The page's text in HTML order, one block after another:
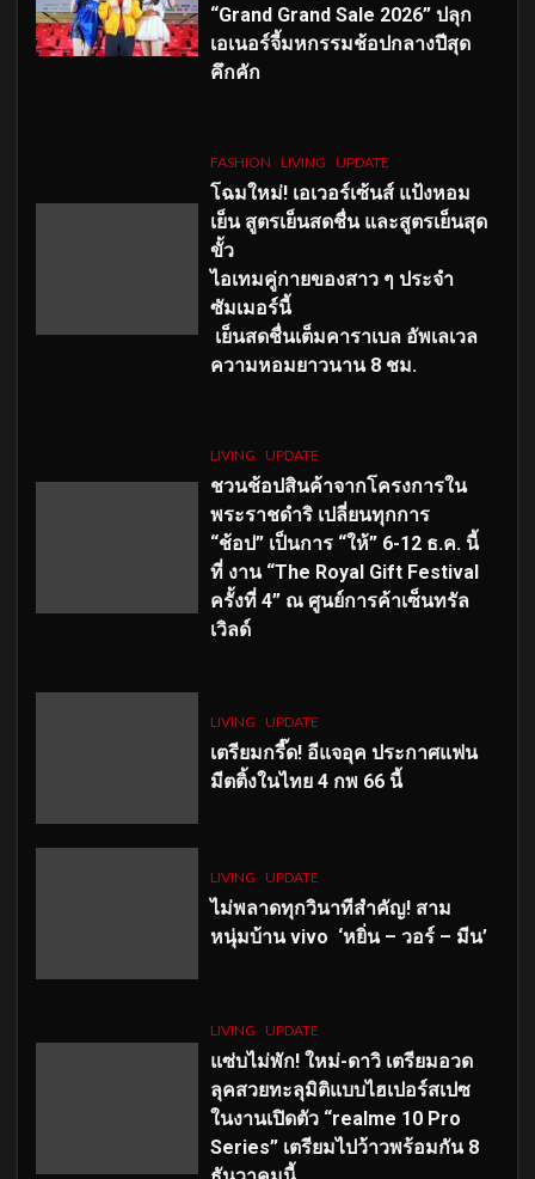
“Grand Grand Sale 2026” ปลุก
เอเนอร์จี้มหกรรมช้อปกลางปีสุด
คึกคัก
FASHION LIVING UPDATE
โฉมใหม่! เอเวอร์เซ้นส์ แป้งหอม
เย็น สูตรเย็นสดชื่น และสูตรเย็นสุด
ขั้ว
ไอเทมคู่กายของสาว ๆ ประจำ
ซัมเมอร์นี้
เย็นสดชื่นเต็มคาราเบล อัพเลเวล
ความหอมยาวนาน 8 ชม.
LIVING UPDATE
ชวนช้อปสินค้าจากโครงการใน
พระราชดำริ เปลี่ยนทุกการ
“ช้อป” เป็นการ “ให้” 6-12 ธ.ค. นี้
ที่ งาน “The Royal Gift Festival
ครั้งที่ 4” ณ ศูนย์การค้าเซ็นทรัล
เวิลด์
LIVING UPDATE
เตรียมกรี๊ด! อีแจอุค ประกาศแฟน
มีตติ้งในไทย 4 กพ 66 นี้
LIVING UPDATE
ไม่พลาดทุกวินาทีสำคัญ! สาม
หนุ่มบ้าน vivo ‘หยิ่น – วอร์ – มีน’
LIVING UPDATE
แซ่บไม่พัก! ใหม่-ดาวิ เตรียมอวด
ลุคสวยทะลุมิติแบบไฮเปอร์สเปซ
ในงานเปิดตัว “realme 10 Pro
Series” เตรียมไปว้าวพร้อมกัน 8